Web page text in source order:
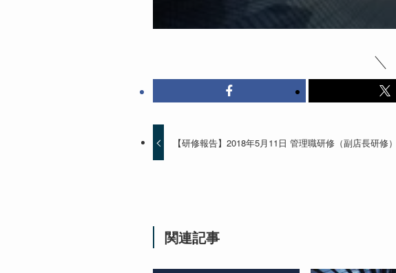
【研修報告】2018年5月11日 管理職研修（副店長研修）
関連記事